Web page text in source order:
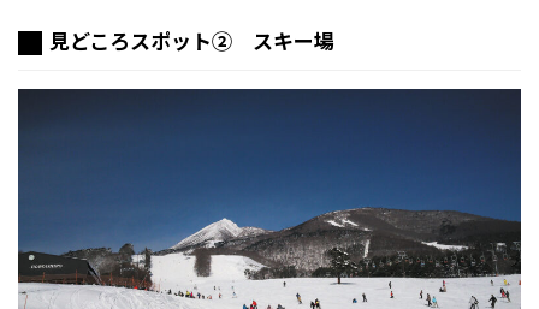
見どころスポット② スキー場